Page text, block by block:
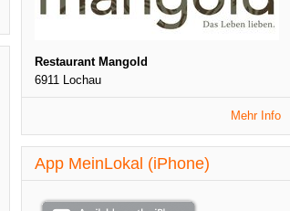
diese Woche aktualisiert
Restaurant Mangold
6911 Lochau
Mehr Info
App MeinLokal (iPhone)